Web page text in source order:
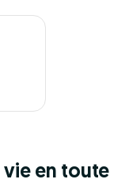
vie en toute